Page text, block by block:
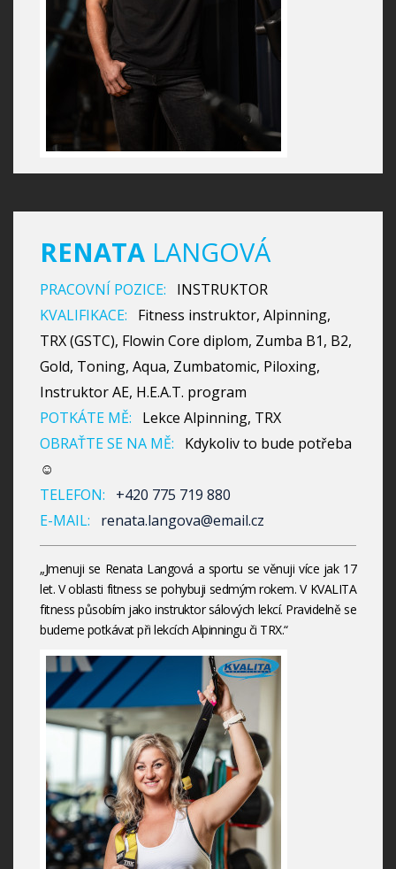
RENATA LANGOVÁ
PRACOVNÍ POZICE:
INSTRUKTOR
KVALIFIKACE:
Fitness instruktor, Alpinning,
TRX (GSTC), Flowin Core diplom, Zumba B1, B2,
Gold, Toning, Aqua, Zumbatomic, Piloxing,
Instruktor AE, H.E.A.T. program
POTKÁTE MĚ:
Lekce Alpinning, TRX
OBRAŤTE SE NA MĚ:
Kdykoliv to bude potřeba
☺
TELEFON:
+420 775 719 880
E-MAIL:
renata.langova@email.cz
„Jmenuji se Renata Langová a sportu se věnuji více jak 17
let. V oblasti fitness se pohybuji sedmým rokem. V KVALITA
fitness působím jako instruktor sálových lekcí. Pravidelně se
budeme potkávat při lekcích Alpinningu či TRX.“